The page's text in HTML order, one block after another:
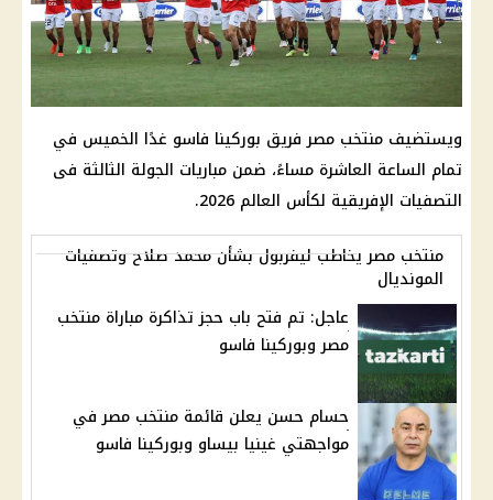
ويستضيف منتخب مصر فريق بوركينا فاسو غدًا الخميس في
تمام الساعة العاشرة مساءً، ضمن مباريات الجولة الثالثة فى
التصفيات الإفريقية لكأس العالم 2026.
منتخب مصر يخاطب ليفربول بشأن محمد صلاح وتصفيات
المونديال
عاجل: تم فتح باب حجز تذاكرة مباراة منتخب
مصر وبوركينا فاسو
حسام حسن يعلن قائمة منتخب مصر في
مواجهتي غينيا بيساو وبوركينا فاسو